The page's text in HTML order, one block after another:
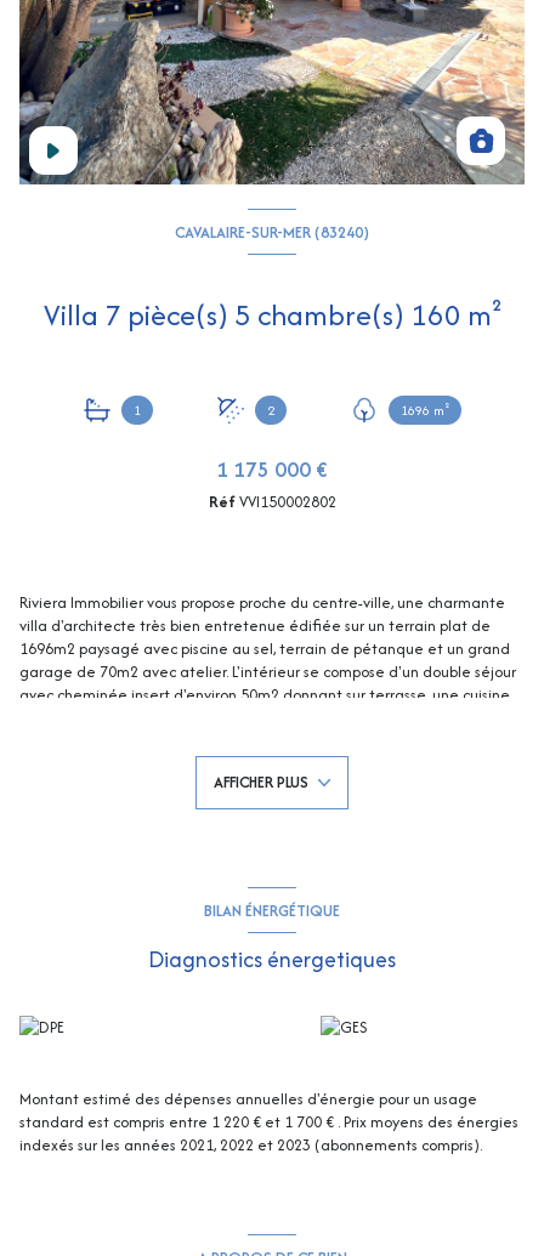
CAVALAIRE-SUR-MER (83240)
Villa 7 pièce(s) 5 chambre(s) 160 m²
1 2 1696 m²
1 175 000 €
RéfVVI150002802
Riviera Immobilier vous propose proche du centre-ville, une charmante
villa d'architecte très bien entretenue édifiée sur un terrain plat de
1696m2 paysagé avec piscine au sel, terrain de pétanque et un grand
garage de 70m2 avec atelier. L'intérieur se compose d'un double séjour
avec cheminée insert d'environ 50m2 donnant sur terrasse, une cuisine
d'eau et un wc. Villa entièrement climatisée, pool house aménagé avec
douche et wc, accès pour plusieurs véhicules avec portail éléctrique. Au
calme et à l'abri des regards, elle ne pourra que séduire ! Contactez
AFFICHER PLUS
BILAN ÉNERGÉTIQUE
Diagnostics énergetiques
Montant estimé des dépenses annuelles d'énergie pour un usage
standard est compris entre 1 220 € et 1 700 € . Prix moyens des énergies
indexés sur les années 2021, 2022 et 2023 (abonnements compris).